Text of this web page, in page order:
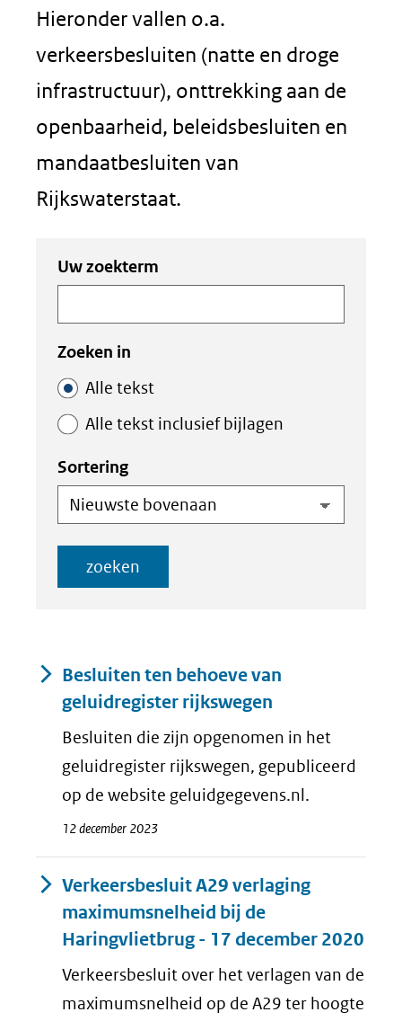
nieuw
venster)
(verwijst
Hieronder vallen o.a.
verkeersbesluiten (natte en droge
infrastructuur), onttrekking aan de
openbaarheid, beleidsbesluiten en
mandaatbesluiten van
Rijkswaterstaat.
Zoeken
in
de
index
Zoeken
de
index
Uw zoekterm
Zoeken in
Alle tekst
Alle tekst inclusief bijlagen
Sortering
zoeken
Resultaten
Besluiten ten behoeve van
geluidregister rijkswegen
Besluiten die zijn opgenomen in het
geluidregister rijkswegen, gepubliceerd
op de website geluidgegevens.nl.
12 december 2023
Verkeersbesluit A29 verlaging
maximumsnelheid bij de
Haringvlietbrug - 17 december 2020
Verkeersbesluit over het verlagen van de
maximumsnelheid op de A29 ter hoogte